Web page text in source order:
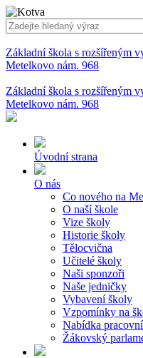
Základní škola s rozšířeným
Metelkovo nám. 968
Základní škola s rozšířeným
Metelkovo nám. 968
Úvodní strana
O nás
Co nového na
O naší škole
Vize školy
Historie školy
Tělocvična
Učitelé školy
Naši sponzoři
Naše jedničky
Vybavení školy
Vzpomínky na
Nabídka
Žákovský